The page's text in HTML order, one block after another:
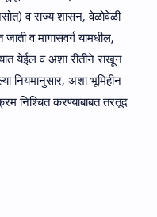
व राज्य शासन, वेळोवेळी
व मागासवर्ग यामधील,
येईल व अशा रीतीने राखून
नियमानुसार, अशा भूमिहीन
निश्चित करण्याबाबत तरतूद